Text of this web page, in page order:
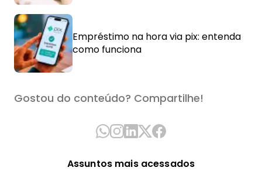
Empréstimo na hora via pix: entenda
como funciona
Gostou do conteúdo? Compartilhe!
Assuntos mais acessados